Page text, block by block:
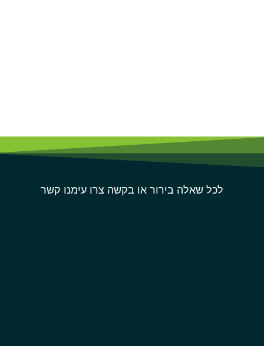
לכל שאלה בירור או בקשה צרו עימנו קשר